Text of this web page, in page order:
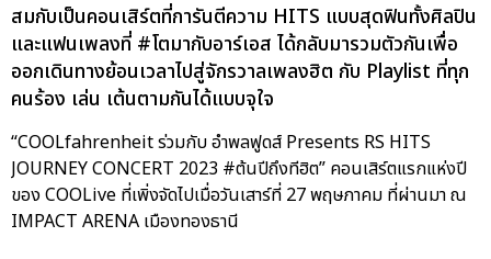
สมกับเป็นคอนเสิร์ตที่การันตีความ HITS แบบสุดฟินทั้งศิลปิน
และแฟนเพลงที่ #โตมากับอาร์เอส ได้กลับมารวมตัวกันเพื่อ
ออกเดินทางย้อนเวลาไปสู่จักรวาลเพลงฮิต กับ Playlist ที่ทุก
คนร้อง เล่น เต้นตามกันได้แบบจุใจ
“COOLfahrenheit ร่วมกับ อำพลฟูดส์ Presents RS HITS
JOURNEY CONCERT 2023 #ต้นปีถึงทีฮิต” คอนเสิร์ตแรกแห่งปี
ของ COOLive ที่เพิ่งจัดไปเมื่อวันเสาร์ที่ 27 พฤษภาคม ที่ผ่านมา ณ
IMPACT ARENA เมืองทองธานี